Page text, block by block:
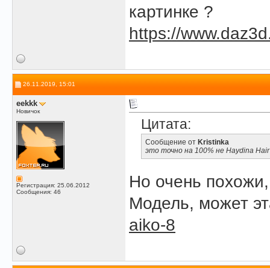
картинке ?
https://
26.11.2019, 15:01
eekkk
Новичок
Регистрация: 25.06.2012
Сообщения: 46
Цитата:
Сообщение от Kristinka
это точно на 100% не Haydina
Но очень
Модель, может
aiko-8